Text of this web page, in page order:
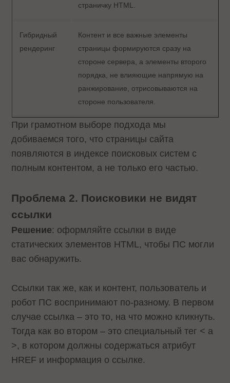
страничку HTML.
Гибридный
рендеринг
Контент и все важные элементы
страницы формируются сразу на
стороне сервера, а элементы второго
порядка, не влияющие напрямую на
ранжирование, отрисовываются на
стороне пользователя.
При грамотном выборе подхода мы
добиваемся того, что страницы сайта
появляются в индексе поисковых систем с
полным контентом, а не только его частью.
Проблема 2. Поисковики не видят
ссылки
Решение: оформляйте ссылки в виде
статических элементов HTML, чтобы ПС могли
вас обнаружить.
Ссылки так же, как и контент, пользователь и
робот ПС воспринимают по-разному. В первом
случае ссылка – это то, на что можно кликнуть.
Тогда как во втором – это специальный тег < a
>, в котором должны содержаться атрибут
HREF и информация о ссылке.